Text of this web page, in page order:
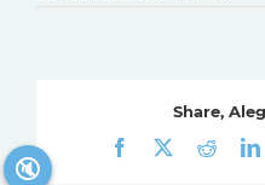
Share,
Facebook
Reddit
🔇